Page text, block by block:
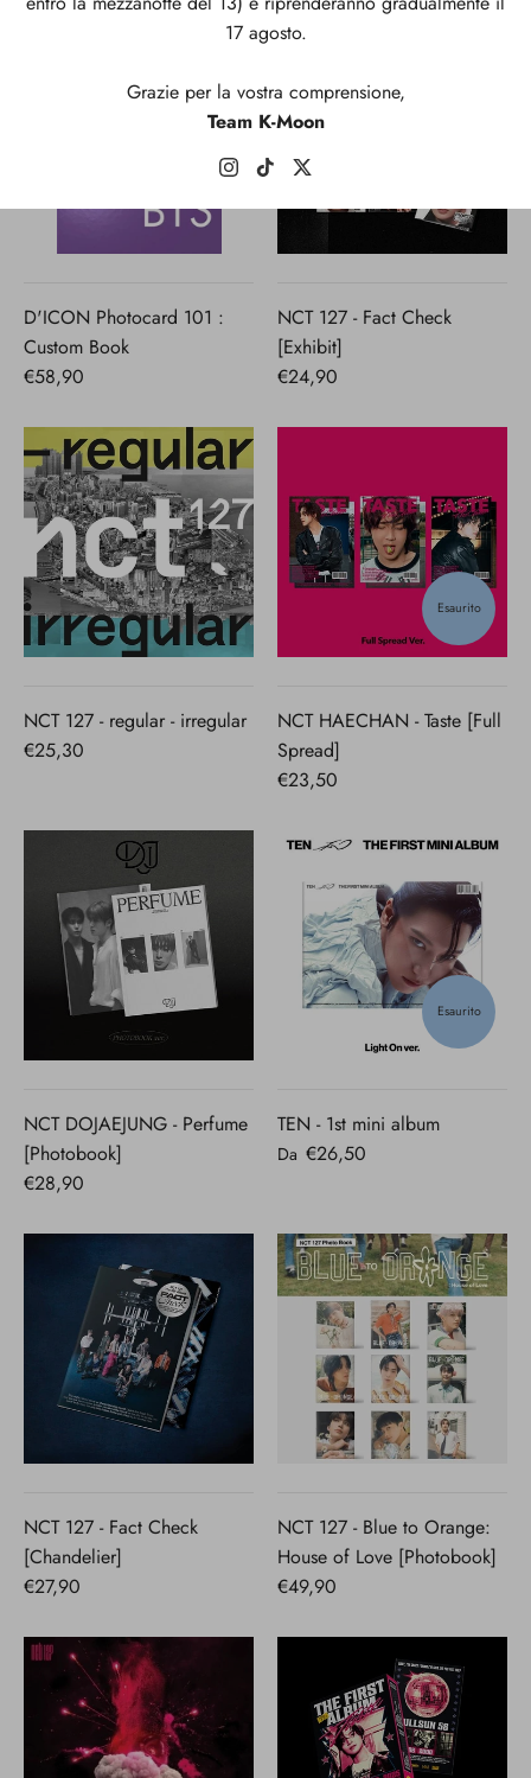
D'ICON Photocard 101 :
Custom Book
€58,90
NCT 127 - Fact Check
[Exhibit]
€24,90
NCT 127 - regular - irregular
€25,30
Esaurito
NCT HAECHAN - Taste [Full
Spread]
€23,50
NCT DOJAEJUNG - Perfume
[Photobook]
€28,90
Esaurito
TEN - 1st mini album
Da €26,50
NCT 127 - Fact Check
[Chandelier]
€27,90
NCT 127 - Blue to Orange:
House of Love [Photobook]
€49,90
17 agosto.
Grazie per la vostra comprensione,
Team K-Moon